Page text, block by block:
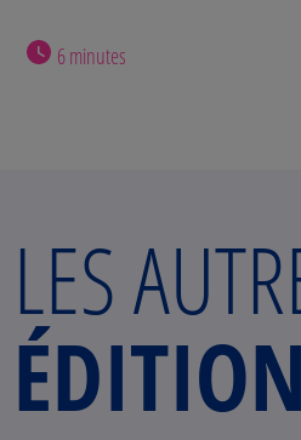
6 minutes
LES